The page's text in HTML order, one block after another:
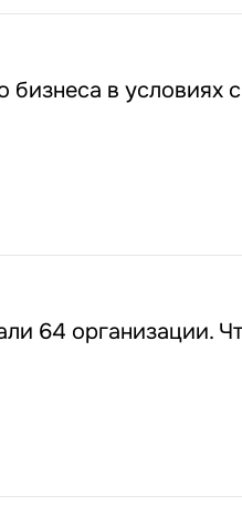
бизнеса в условиях
64 организации.